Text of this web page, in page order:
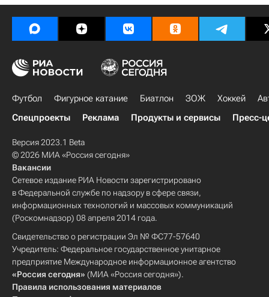
Футбол Фигурное катание Биатлон ЗОЖ Хоккей
Спецпроекты
Реклама Продукты и сервисы Пресс-
Версия 2023.1 Beta
© 2026 МИА «Россия сегодня»
Вакансии
Сетевое издание РИА Новости зарегистрировано
в Федеральной службе по надзору в сфере связи,
информационных технологий и массовых коммуникаций
(Роскомнадзор) 08 апреля 2014 года.
Свидетельство о регистрации Эл № ФС77-57640
Учредитель: Федеральное государственное унитарное
предприятие Международное информационное агентство
«Россия сегодня» (МИА «Россия сегодня»).
Правила использования материалов